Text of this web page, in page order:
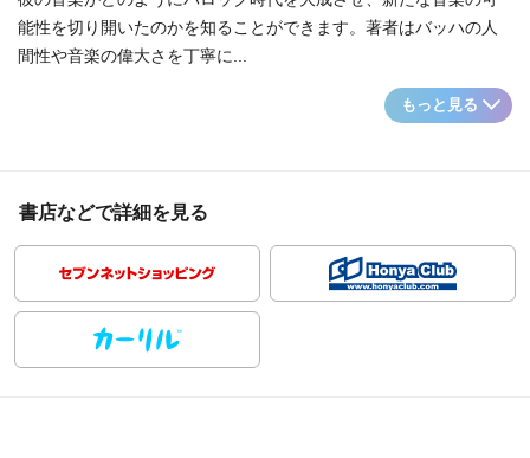
能性を切り開いたのかを知ることができます。著者はバッハの人
間性や音楽の偉大さを丁寧に...
もっと見る
書店などで詳細を見る